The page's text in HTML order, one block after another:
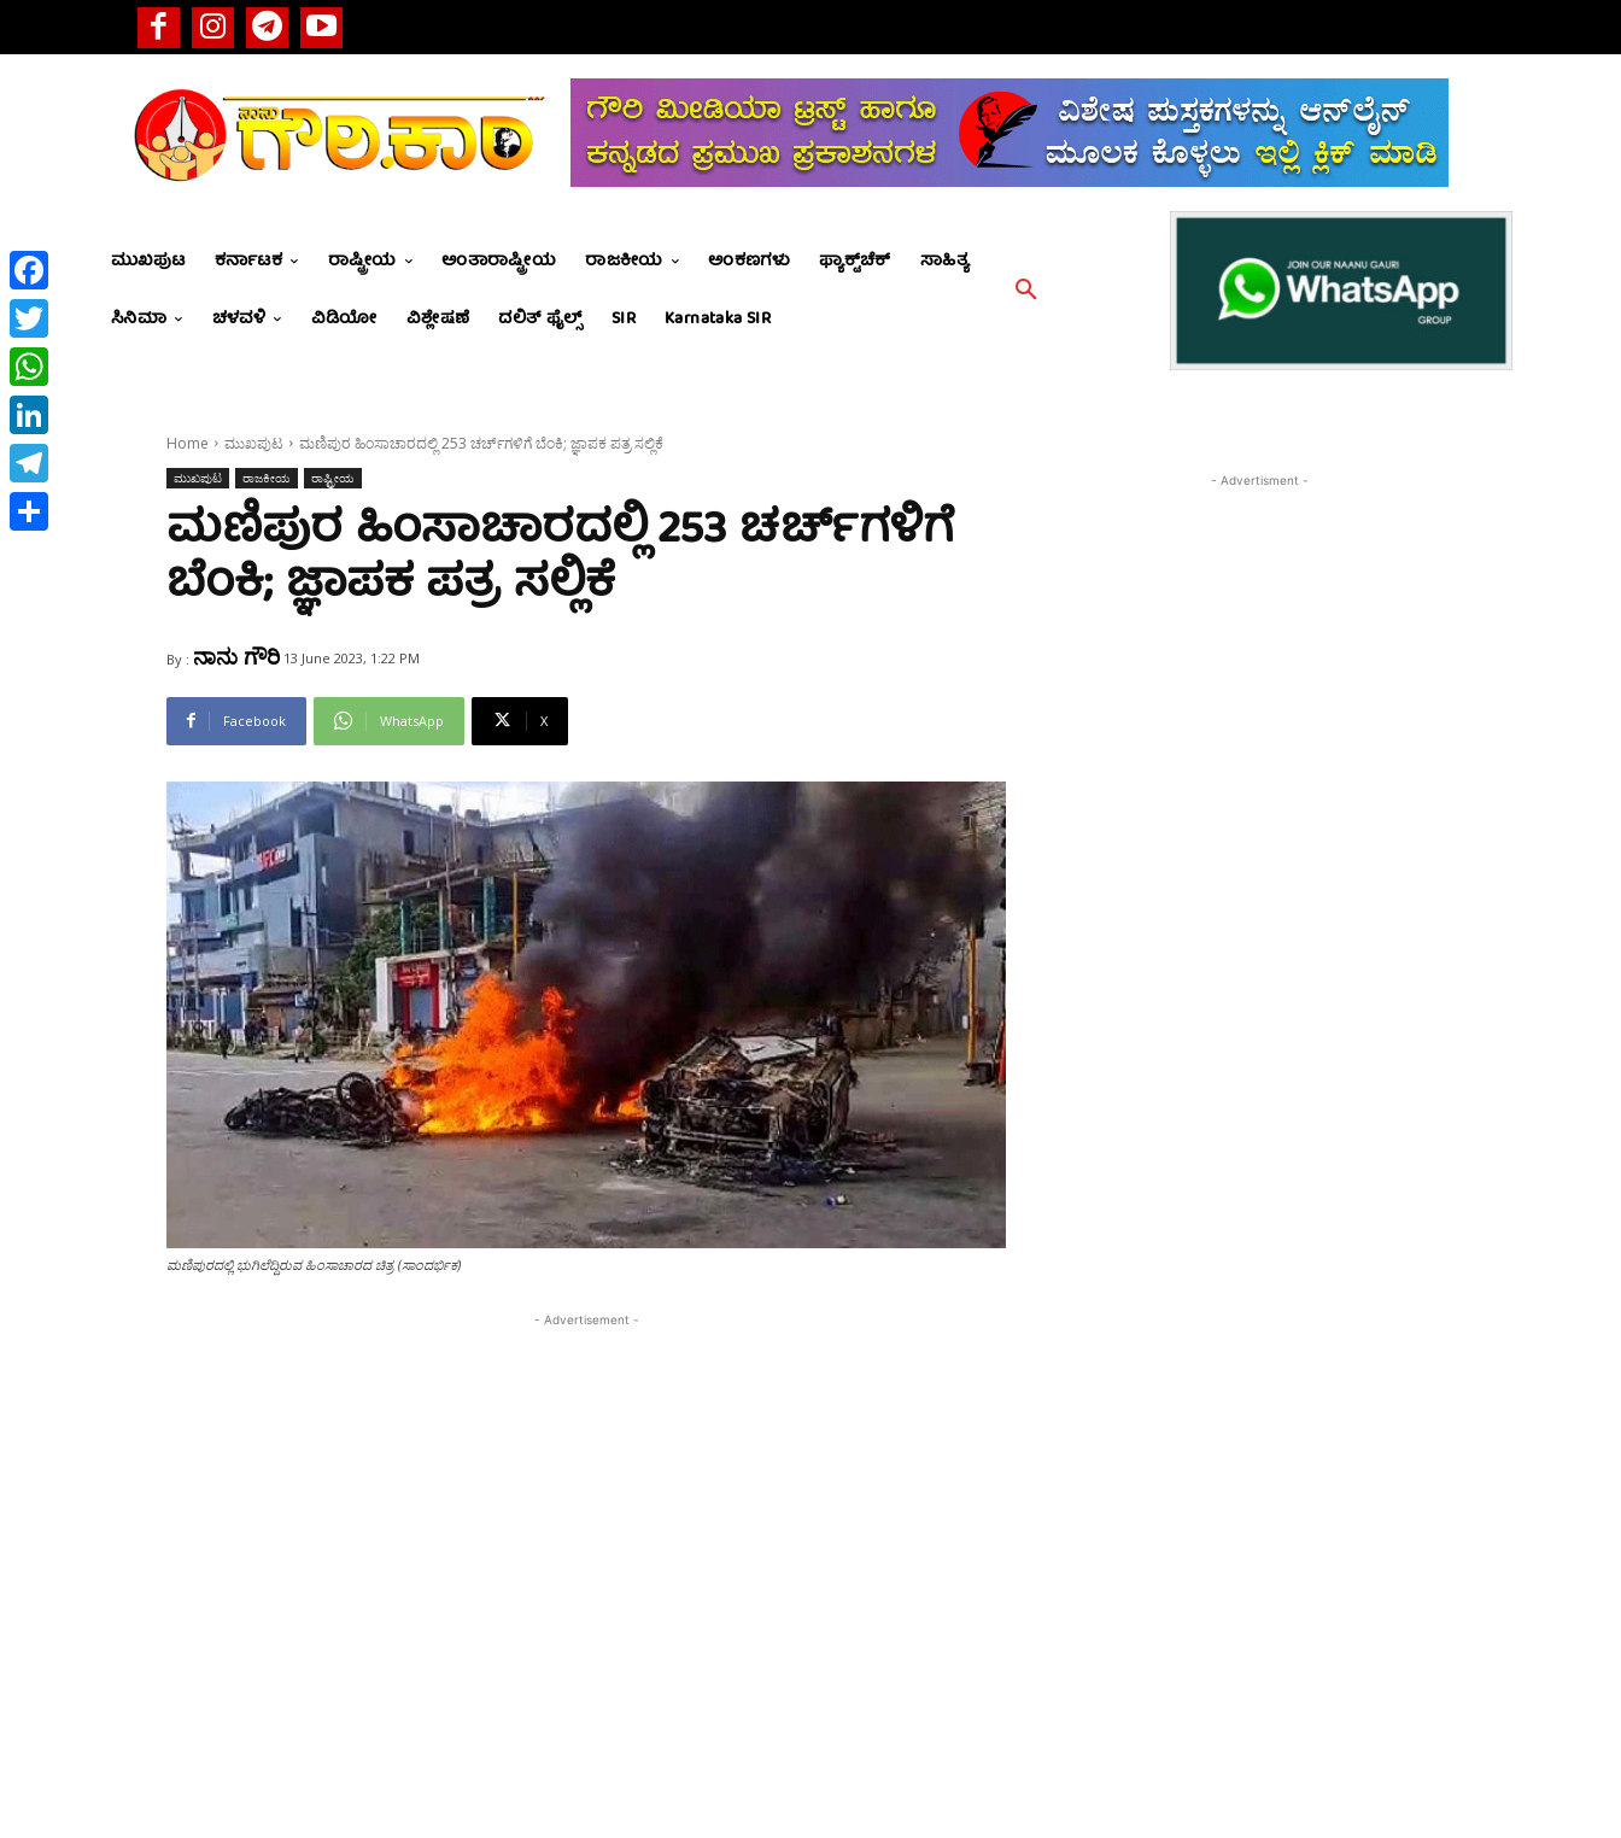
ಮುಖಪುಟ ಕರ್ನಾಟಕ ರಾಷ್ಟ್ರೀಯ ಅಂತಾರಾಷ್ಟ್ರೀಯ ರಾಜಕೀಯ ಅಂಕಣಗಳು ಫ್ಯಾಕ್ಟ್‌ಚೆಕ್
ಸಾಹಿತ್ಯ
ಸಿನಿಮಾ
ಚಳವಳಿ ವಿಡಿಯೋ ವಿಶ್ಲೇಷಣೆ ದಲಿತ್ ಫೈಲ್ಸ್ SIR Karnataka SIR
Home ಮುಖಪುಟ ಮಣಿಪುರ ಹಿಂಸಾಚಾರದಲ್ಲಿ 253 ಚರ್ಚ್‌ಗಳಿಗೆ ಬೆಂಕಿ; ಜ್ಞಾಪಕ ಪತ್ರ ಸಲ್ಲಿಕೆ
ಮುಖಪುಟ ರಾಜಕೀಯ ರಾಷ್ಟ್ರೀಯ
ಮಣಿಪುರ ಹಿಂಸಾಚಾರದಲ್ಲಿ 253 ಚರ್ಚ್‌ಗಳಿಗೆ
ಬೆಂಕಿ; ಜ್ಞಾಪಕ ಪತ್ರ ಸಲ್ಲಿಕೆ
By : ನಾನು ಗೌರಿ 13 June 2023, 1:22 PM
Facebook WhatsApp X
ಮಣಿಪುರದಲ್ಲಿ ಭುಗಿಲೆದ್ದಿರುವ ಹಿಂಸಾಚಾರದ ಚಿತ್ರ (ಸಾಂದರ್ಭಿಕ)
- Advertisement -
- Advertisment -
Facebook
Twitter
WhatsApp
LinkedIn
Telegram